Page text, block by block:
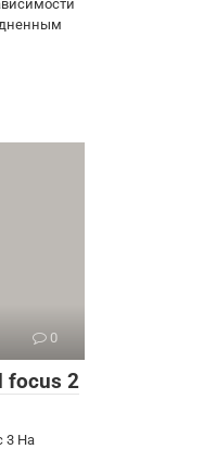
0
focus 2
3 На